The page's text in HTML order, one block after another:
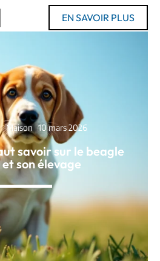
EN SAVOIR PLUS
Maison 10 mars 2026
savoir sur le beagle
son élevage